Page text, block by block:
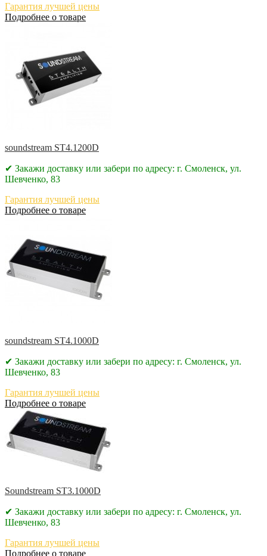
Гарантия лучшей цены
Подробнее о товаре
soundstream ST4.1200D
✔ Закажи доставку или забери по адресу: г. Смоленск, ул.
Шевченко, 83
Гарантия лучшей цены
Подробнее о товаре
soundstream ST4.1000D
✔ Закажи доставку или забери по адресу: г. Смоленск, ул.
Шевченко, 83
Гарантия лучшей цены
Подробнее о товаре
Soundstream ST3.1000D
✔ Закажи доставку или забери по адресу: г. Смоленск, ул.
Шевченко, 83
Гарантия лучшей цены
Подробнее о товаре